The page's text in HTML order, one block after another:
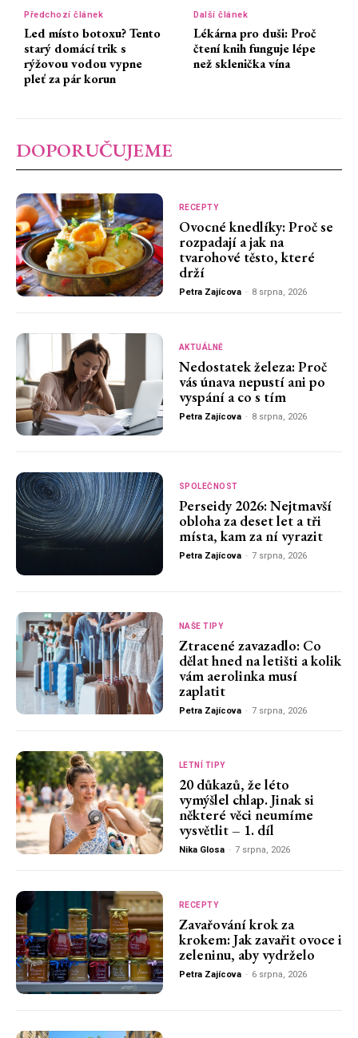
Předchozí článek
Led místo botoxu? Tento
starý domácí trik s
rýžovou vodou vypne
pleť za pár korun
Další článek
Lékárna pro duši: Proč
čtení knih funguje lépe
než sklenička vína
DOPORUČUJEME
RECEPTY
Ovocné knedlíky: Proč se
rozpadají a jak na
tvarohové těsto, které
drží
Petra Zajícova - 8 srpna, 2026
AKTUÁLNĚ
Nedostatek železa: Proč
vás únava nepustí ani po
vyspání a co s tím
Petra Zajícova - 8 srpna, 2026
SPOLEČNOST
Perseidy 2026: Nejtmavší
obloha za deset let a tři
místa, kam za ní vyrazit
Petra Zajícova - 7 srpna, 2026
NAŠE TIPY
Ztracené zavazadlo: Co
dělat hned na letišti a kolik
vám aerolinka musí
zaplatit
Petra Zajícova - 7 srpna, 2026
LETNÍ TIPY
20 důkazů, že léto
vymýšlel chlap. Jinak si
některé věci neumíme
vysvětlit – 1. díl
Nika Glosa - 7 srpna, 2026
RECEPTY
Zavařování krok za
krokem: Jak zavařit ovoce i
zeleninu, aby vydrželo
Petra Zajícova - 6 srpna, 2026